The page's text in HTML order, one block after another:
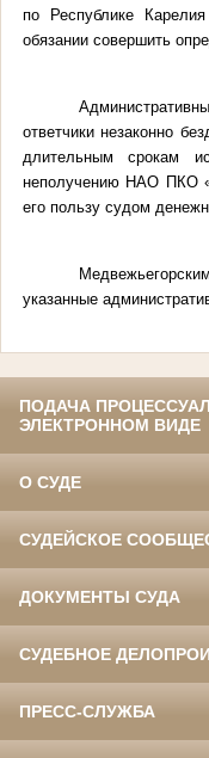
по Республике
обязании совершить
ответчики незаконно
длительным срокам
неполучению НАО ПКО
его пользу судом
указанные
ПОДАЧА
ЭЛЕКТРОННОМ ВИДЕ
О СУДЕ
СУДЕЙСКОЕ
ДОКУМЕНТЫ СУДА
СУДЕБНОЕ
ПРЕСС-СЛУЖБА